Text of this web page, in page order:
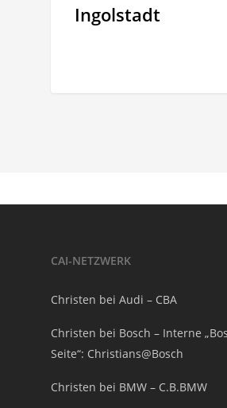
Ingolstadt
CAI-NETZWERK
Christen bei Audi – CBA
Christen bei Bosch – Interne
Seite“: Christians@Bosch
Christen bei BMW – C.B.BMW